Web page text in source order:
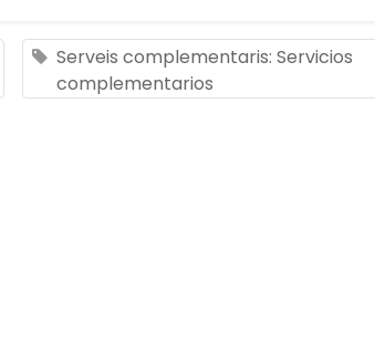
Serveis complementaris: Servicios
complementarios